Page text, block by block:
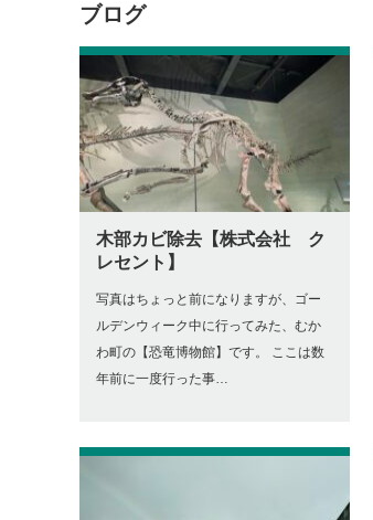
ブログ
木部カビ除去【株式会社 ク
レセント】
写真はちょっと前になりますが、ゴー
ルデンウィーク中に行ってみた、むか
わ町の【恐竜博物館】です。 ここは数
年前に一度行った事…